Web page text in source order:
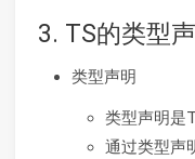
3. TS的类型
类型声明
类型声明是
通过类型声